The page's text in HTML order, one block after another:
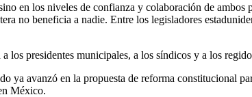
en los niveles de confianza y colaboración de ambos
no beneficia a nadie. Entre los legisladores
los presidentes municipales, a los síndicos y a los
ya avanzó en la propuesta de reforma constitucional
México.